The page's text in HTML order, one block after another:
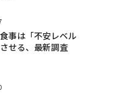
事は「不安レベル
せる、最新調査